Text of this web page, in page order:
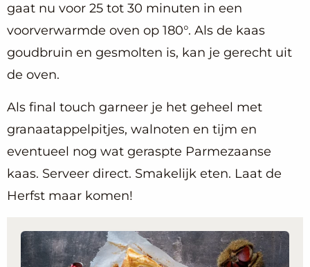
gaat nu voor 25 tot 30 minuten in een
voorverwarmde oven op 180°. Als de kaas
goudbruin en gesmolten is, kan je gerecht uit
de oven.
Als final touch garneer je het geheel met
granaatappelpitjes, walnoten en tijm en
eventueel nog wat geraspte Parmezaanse
kaas. Serveer direct. Smakelijk eten. Laat de
Herfst maar komen!